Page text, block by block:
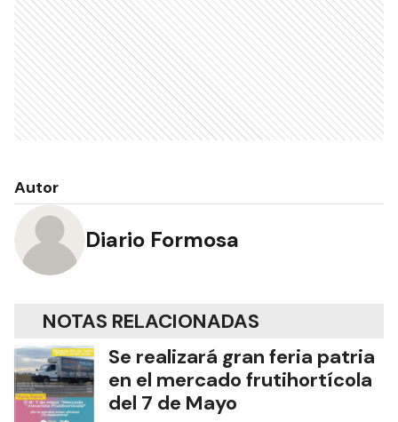
Autor
Diario Formosa
NOTAS RELACIONADAS
Se realizará gran feria patria
en el mercado frutihortícola
del 7 de Mayo